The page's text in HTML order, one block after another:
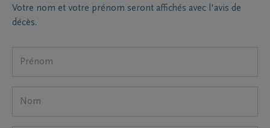
Votre nom et votre prénom seront affichés avec l'avis de
décès.